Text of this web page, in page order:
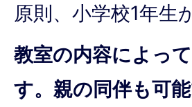
原則、小学校1年生
教室の内容によっ
す。親の同伴も可